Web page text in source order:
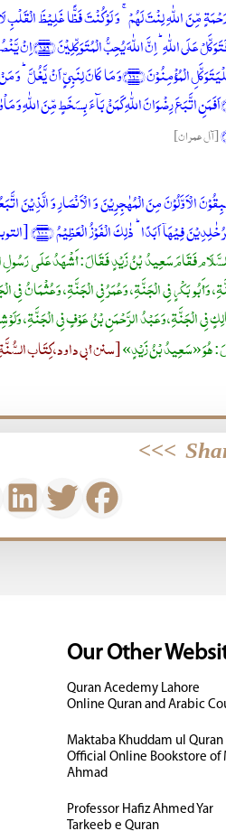
مِّنَ اللّٰہِ لِنۡتَ لَہُمۡ ۚ وَ لَوۡ کُنۡتَ فَظًّا غَلِیۡظَ
فَاِذَا عَزَمۡتَ
وَ عَلَی اللّٰہِ فَلۡیَتَوَکَّلِ الۡمُؤۡمِنُوۡنَ
[آل عمران]
الۡاَوَّلُوۡنَ مِنَ الۡمُہٰجِرِیۡنَ وَ الۡاَنۡصَارِ وَ
فِیۡہَاۤ اَبَدًا ؕ ذٰلِکَ الۡفَوۡزُ الۡعَظِیۡمُ ﴿۱۰۰﴾
فَقَامَ سَعِيدُ بْنُ زَيْدٍ فَقَالَ: أَشْهَدُ عَلَى
وَأَبُو بَكْرٍ فِي الْجَنَّةِ، وَعُمَرُ فِي الْجَنَّةِ، وَعُثْمَانُ فِي
فِي الْجَنَّةِ، وَعَبْدُ الرَّحْمَنِ بْنُ عَوْفٍ فِي الْجَنَّةِ،
هُوَ «سَعِيدُ بْنُ زَيْدٍ»[سنن أبي داود، كِتَاب السُّنَّةِ،
>>>
Our Other
Quran Acedemy Lahore
Online Quran and Arabic
Maktaba Khuddam ul Quran
Official Online Bookstore of
Ahmad
Professor Hafiz Ahmed Yar
Tarkeeb e Quran